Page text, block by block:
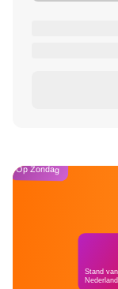
Op Zondag
Stand van
Nederland